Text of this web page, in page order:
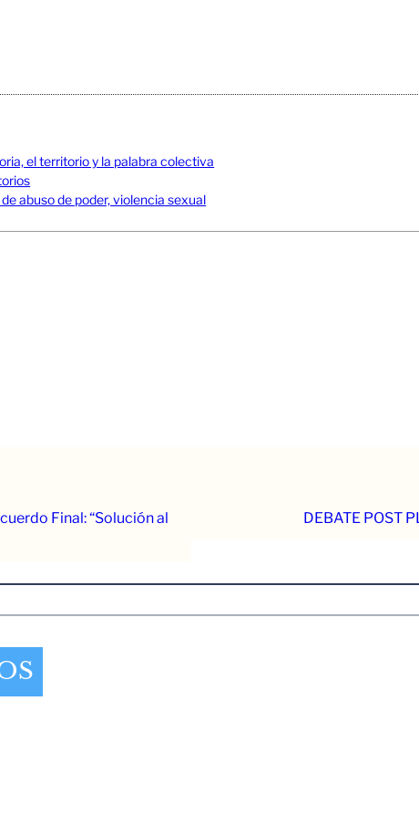
el territorio y la palabra colectiva
abuso de poder, violencia sexual
Final: “Solución al
DEBATE POST